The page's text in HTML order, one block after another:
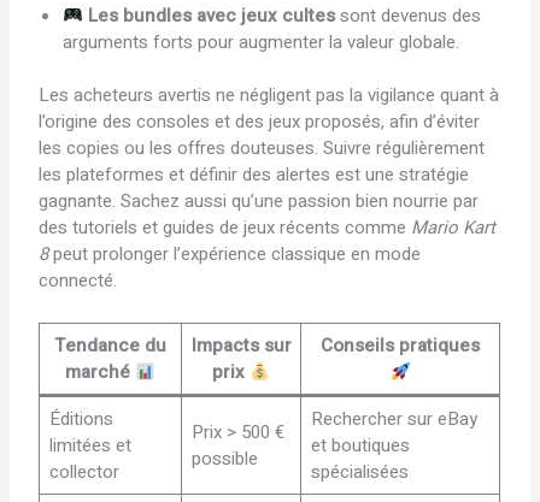
Les bundles avec jeux cultessont devenus des
arguments forts pour augmenter la valeur globale.
Les acheteurs avertis ne négligent pas la vigilance quant à
l’origine des consoles et des jeux proposés, afin d’éviter
les copies ou les offres douteuses. Suivre régulièrement
les plateformes et définir des alertes est une stratégie
gagnante. Sachez aussi qu’une passion bien nourrie par
des tutoriels et guides de jeux récents comme Mario Kart
8peut prolonger l’expérience classique en mode
connecté.
Tendance du
marché
Impacts sur
prix
Conseils pratiques
Éditions
limitées et
collector
Prix > 500 €
possible
Rechercher sur eBay
et boutiques
spécialisées